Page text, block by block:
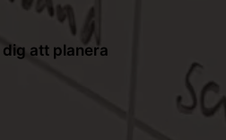
att planera